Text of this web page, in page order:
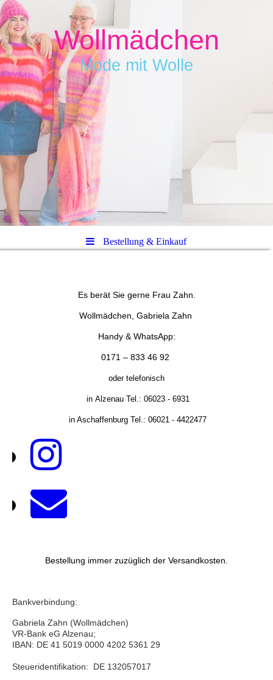
Wollmädchen
Mode mit Wolle
Bestellung & Einkauf
Es berät Sie gerne Frau Zahn.
Wollmädchen, Gabriela Zahn
Handy & WhatsApp:
0171 – 833 46 92
oder telefonisch
in Alzenau Tel.: 06023 - 6931
in Aschaffenburg Tel.: 06021 - 4422477
Bestellung immer zuzüglich der Versandkosten.
Bankverbindung:
Gabriela Zahn (Wollmädchen)
VR-Bank eG Alzenau;
IBAN: DE 41 5019 0000 4202 5361 29
Steueridentifikation: DE 132057017